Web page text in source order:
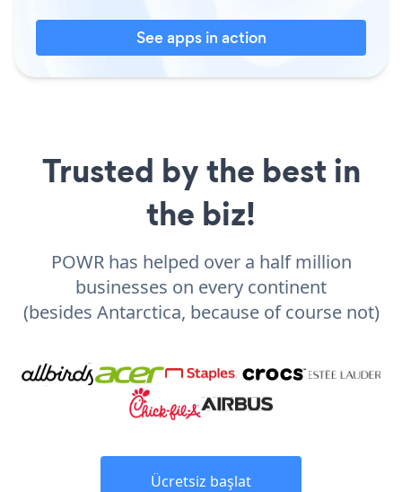
See apps in action
Trusted by the best in
the biz!
POWR has helped over a half million
businesses on every continent
(besides Antarctica, because of course not)
Ücretsiz başlat